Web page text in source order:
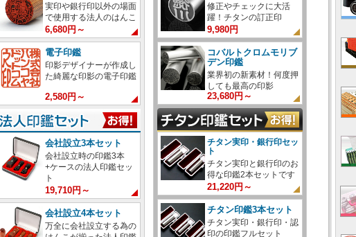
実印や銀行印以外の場面
で使用する法人のはんこ
6,680円～
電子印鑑
印影デザイナーが作成し
た綺麗な印影の電子印鑑
2,580円～
会社設立3本セット
会社設立時の印鑑3本
+ケースの法人印鑑セッ
ト
19,710円～
会社設立4本セット
万全に会社設立する為の
修正やチェックに大活
躍！チタンの訂正印
9,980円
コバルトクロムモリブ
デン印鑑
業界初の新素材！何度押
しても最高の印影
23,680円～
チタン実印・銀行印セッ
ト
チタン実印と銀行印のお
得な印鑑2本セットです
21,220円～
チタン印鑑3本セット
チタン実印・銀行印・認
印の印鑑フルセット